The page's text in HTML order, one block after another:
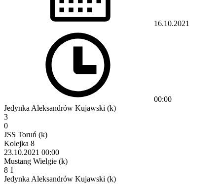
16.10.2021
00:00
Jedynka Aleksandrów Kujawski (k)
3
0
JSS Toruń (k)
Kolejka 8
23.10.2021 00:00
Mustang Wielgie (k)
8 1
Jedynka Aleksandrów Kujawski (k)